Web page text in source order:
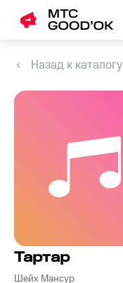
Назад к каталогу
Тартар
Шейх Мансур